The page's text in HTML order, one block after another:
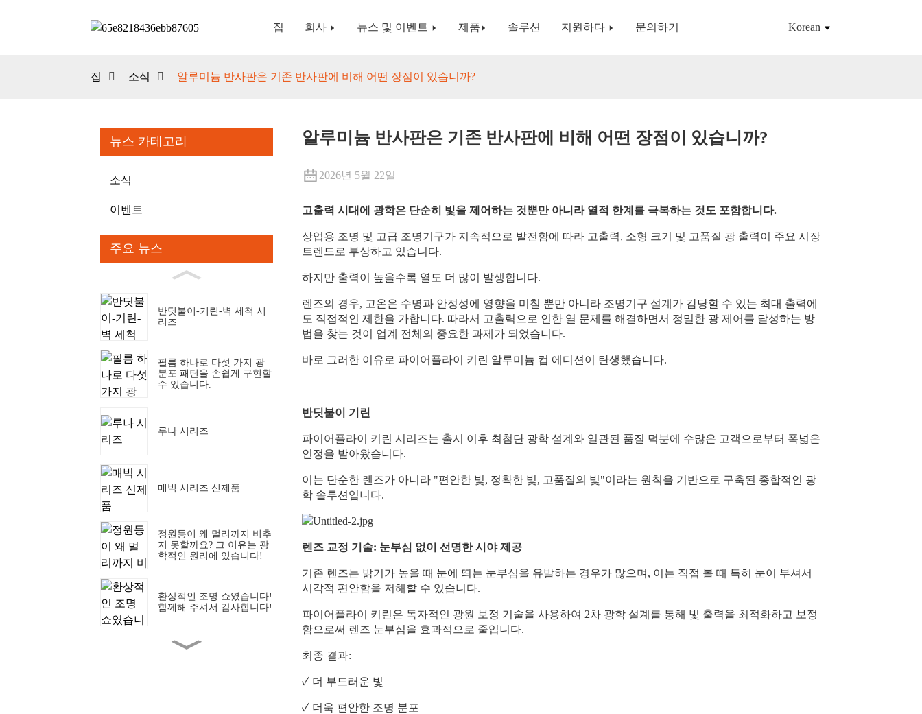
집 회사 뉴스 및 이벤트 제품 솔루션 지원하다 문의하기 Korean
집 소식 알루미늄 반사판은 기존 반사판에 비해 어떤 장점이 있습니까?
뉴스 카테고리
소식
이벤트
주요 뉴스
반딧불이-기린-벽 세척 시
리즈
필름 하나로 다섯 가지 광
분포 패턴을 손쉽게 구현할
수 있습니다.
루나 시리즈
매빅 시리즈 신제품
정원등이 왜 멀리까지 비추
지 못할까요? 그 이유는 광
학적인 원리에 있습니다!
환상적인 조명 쇼였습니다!
함께해 주셔서 감사합니다!
알루미늄 반사판은 기존 반사판에 비해 어떤 장점이 있습니까?
2026년 5월 22일
고출력 시대에 광학은 단순히 빛을 제어하는 ​​것뿐만 아니라 열적 한계를 극복하는 것도 포함합니다.
상업용 조명 및 고급 조명기구가 지속적으로 발전함에 따라 고출력, 소형 크기 및 고품질 광 출력이 주요 시장
트렌드로 부상하고 있습니다.
하지만 출력이 높을수록 열도 더 많이 발생합니다.
렌즈의 경우, 고온은 수명과 안정성에 영향을 미칠 뿐만 아니라 조명기구 설계가 감당할 수 있는 최대 출력에
도 직접적인 제한을 가합니다. 따라서 고출력으로 인한 열 문제를 해결하면서 정밀한 광 제어를 달성하는 방
법을 찾는 것이 업계 전체의 중요한 과제가 되었습니다.
바로 그러한 이유로 파이어플라이 키린 알루미늄 컵 에디션이 탄생했습니다.
반딧불이 기린
파이어플라이 키린 시리즈는 출시 이후 최첨단 광학 설계와 일관된 품질 덕분에 수많은 고객으로부터 폭넓은
인정을 받아왔습니다.
이는 단순한 렌즈가 아니라 "편안한 빛, 정확한 빛, 고품질의 빛"이라는 원칙을 기반으로 구축된 종합적인 광
학 솔루션입니다.
렌즈 교정 기술: 눈부심 없이 선명한 시야 제공
기존 렌즈는 밝기가 높을 때 눈에 띄는 눈부심을 유발하는 경우가 많으며, 이는 직접 볼 때 특히 눈이 부셔서
시각적 편안함을 저해할 수 있습니다.
파이어플라이 키린은 독자적인 광원 보정 기술을 사용하여 2차 광학 설계를 통해 빛 출력을 최적화하고 보정
함으로써 렌즈 눈부심을 효과적으로 줄입니다.
최종 결과:
✓ 더 부드러운 빛
✓ 더욱 편안한 조명 분포